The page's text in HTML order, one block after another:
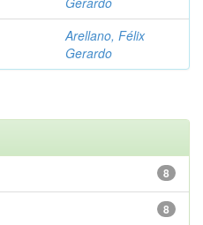
Arellano, Félix
Gerardo
8
8